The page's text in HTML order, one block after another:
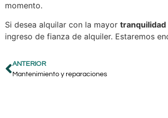
momento.
Si desea alquilar con la mayor tranquilidad
ingreso de fianza de alquiler. Estaremos
ANTERIOR
Mantenimiento y reparaciones